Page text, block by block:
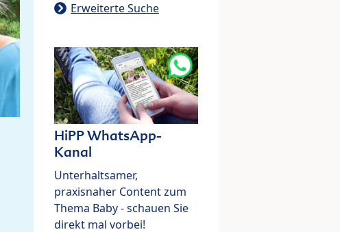
Erweiterte Suche
HiPP WhatsApp-
Kanal
Unterhaltsamer,
praxisnaher Content zum
Thema Baby - schauen Sie
direkt mal vorbei!